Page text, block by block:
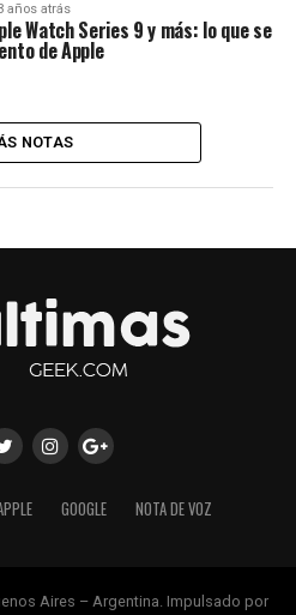
años atrás
Watch Series 9 y más: lo que se
de Apple
NOTAS
GOOGLE NOTA DE VOZ
Aires – Argentina. Impulsado por